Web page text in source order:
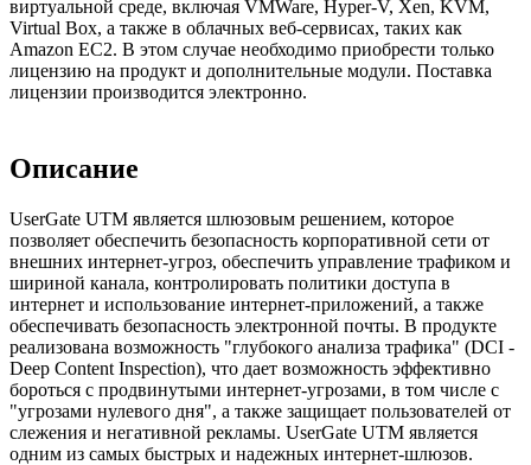
виртуальной среде, включая VMWare, Hyper-V, Xen, KVM,
Virtual Box, а также в облачных веб-сервисах, таких как
Amazon EC2. В этом случае необходимо приобрести только
лицензию на продукт и дополнительные модули. Поставка
лицензии производится электронно.
Описание
UserGate UTM является шлюзовым решением, которое
позволяет обеспечить безопасность корпоративной сети от
внешних интернет-угроз, обеспечить управление трафиком и
шириной канала, контролировать политики доступа в
интернет и использование интернет-приложений, а также
обеспечивать безопасность электронной почты. В продукте
реализована возможность "глубокого анализа трафика" (DCI -
Deep Content Inspection), что дает возможность эффективно
бороться с продвинутыми интернет-угрозами, в том числе с
"угрозами нулевого дня", а также защищает пользователей от
слежения и негативной рекламы. UserGate UTM является
одним из самых быстрых и надежных интернет-шлюзов.